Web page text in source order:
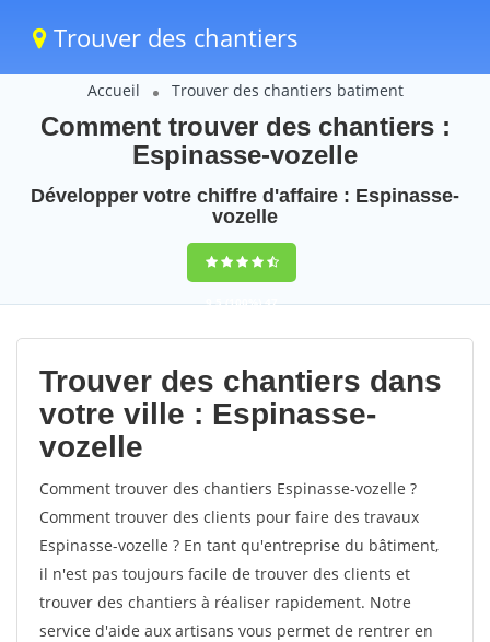
Trouver des chantiers
Accueil Trouver des chantiers batiment
Comment trouver des chantiers :
Espinasse-vozelle
Développer votre chiffre d'affaire : Espinasse-
vozelle
9,5(100%)47
votes
Trouver des chantiers dans
votre ville : Espinasse-
vozelle
Comment trouver des chantiers Espinasse-vozelle ?
Comment trouver des clients pour faire des travaux
Espinasse-vozelle ? En tant qu'entreprise du bâtiment,
il n'est pas toujours facile de trouver des clients et
trouver des chantiers à réaliser rapidement. Notre
service d'aide aux artisans vous permet de rentrer en